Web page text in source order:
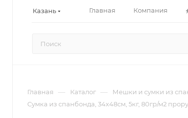
Казань Главная Компания
Главная — Каталог — Мешки и сумки из
Сумка из спанбонда, 34х48см, 5кг, 80гр/м2